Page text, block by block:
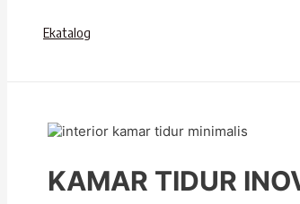
Ekatalog
KAMAR TIDUR